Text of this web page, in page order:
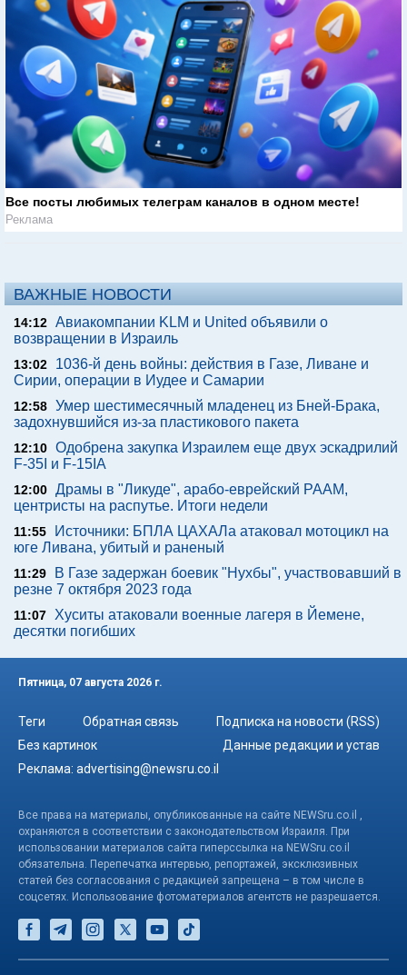
Все посты любимых телеграм каналов в одном месте!
Реклама
ВАЖНЫЕ НОВОСТИ
14:12 Авиакомпании KLM и United объявили о
возвращении в Израиль
13:02
1036-й день войны: действия в Газе, Ливане и
Сирии, операции в Иудее и Самарии
12:58 Умер шестимесячный младенец из Бней-Брака,
задохнувшийся из-за пластикового пакета
12:10 Одобрена закупка Израилем еще двух эскадрилий
F-35I и F-15IA
12:00 Драмы в "Ликуде", арабо-еврейский РААМ,
центристы на распутье. Итоги недели
11:55
Источники: БПЛА ЦАХАЛа атаковал мотоцикл на
юге Ливана, убитый и раненый
11:29
В Газе задержан боевик "Нухбы", участвовавший в
резне 7 октября 2023 года
11:07 Хуситы атаковали военные лагеря в Йемене,
десятки погибших
Пятница, 07 августа 2026 г.
Теги Обратная связь
Подписка на новости (RSS)
Без картинок
Данные редакции и устав
Реклама: advertising@newsru.co.il
Все права на материалы, опубликованные на сайте NEWSru.co.il ,
охраняются в соответствии с законодательством Израиля. При
использовании материалов сайта гиперссылка на NEWSru.co.il
обязательна. Перепечатка интервью, репортажей, эксклюзивных
статей без согласования с редакцией запрещена – в том числе в
соцсетях. Использование фотоматериалов агентств не разрешается.